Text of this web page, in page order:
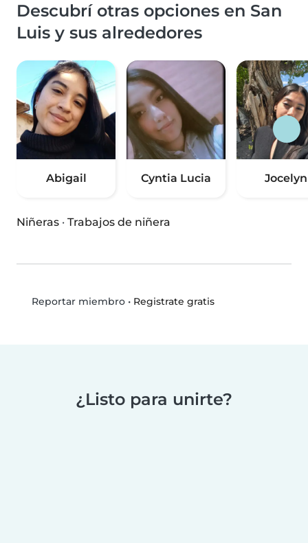
Descubrí otras opciones en San
Luis y sus alrededores
Abigail Cyntia Lucia Jocelyn
Niñeras · Trabajos de niñera
Reportar miembro• Registrate gratis
¿Listo para unirte?